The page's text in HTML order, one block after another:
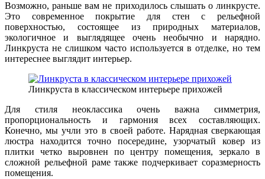
Возможно, раньше вам не приходилось слышать о линкрусте.
Это современное покрытие для стен с рельефной
поверхностью, состоящее из природных материалов,
экологичное и выглядящее очень необычно и нарядно.
Линкруста не слишком часто используется в отделке, но тем
интереснее выглядит интерьер.
Линкруста в классическом интерьере прихожей
Для стиля неоклассика очень важна симметрия,
пропорциональность и гармония всех составляющих.
Конечно, мы учли это в своей работе. Нарядная сверкающая
люстра находится точно посередине, узорчатый ковер из
плитки четко выровнен по центру помещения, зеркало в
сложной рельефной раме также подчеркивает соразмерность
помещения.